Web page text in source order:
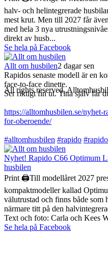
halv- och helintegrerade
mest krut. Men till 2027 får
med hela 3 nya
direkt av husb...
Se hela på Facebook
Allt om husbilen2 dagar sen
Rapidos senaste modell är en
face-to-face dinette.
Ser riktigt fin ut. Titta själv får
https://alltomhusbilen.se/
for-oberoende/
#alltomhusbilen #rapido
Nyhet! Rapido C66 Optimum
husbilen
Print 🖨Till modellåret 2027
kompaktmodeller kallad
välutrustad och finns både som
närmare titt på den
Text och foto: Carla och Kees
Se hela på Facebook
All rights reserved,